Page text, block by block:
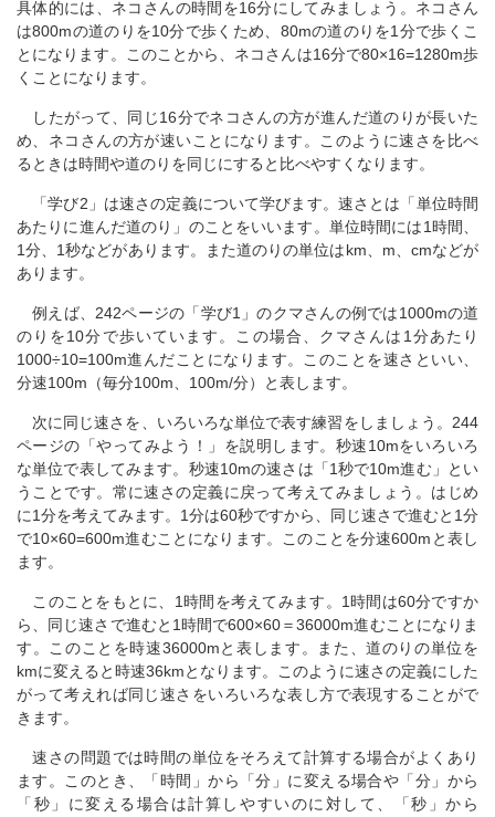
具体的には、ネコさんの時間を16分にしてみましょう。ネコさん
は800mの道のりを10分で歩くため、80mの道のりを1分で歩くこ
とになります。このことから、ネコさんは16分で80×16=1280m歩
くことになります。
したがって、同じ16分でネコさんの方が進んだ道のりが長いた
め、ネコさんの方が速いことになります。このように速さを比べ
るときは時間や道のりを同じにすると比べやすくなります。
「学び2」は速さの定義について学びます。速さとは「単位時間
あたりに進んだ道のり」のことをいいます。単位時間には1時間、
1分、1秒などがあります。また道のりの単位はkm、m、cmなどが
あります。
例えば、242ページの「学び1」のクマさんの例では1000mの道
のりを10分で歩いています。この場合、クマさんは1分あたり
1000÷10=100m進んだことになります。このことを速さといい、
分速100m（毎分100m、100m/分）と表します。
次に同じ速さを、いろいろな単位で表す練習をしましょう。244
ページの「やってみよう！」を説明します。秒速10mをいろいろ
な単位で表してみます。秒速10mの速さは「1秒で10m進む」とい
うことです。常に速さの定義に戻って考えてみましょう。はじめ
に1分を考えてみます。1分は60秒ですから、同じ速さで進むと1分
で10×60=600m進むことになります。このことを分速600mと表し
ます。
このことをもとに、1時間を考えてみます。1時間は60分ですか
ら、同じ速さで進むと1時間で600×60＝36000m進むことになりま
す。このことを時速36000mと表します。また、道のりの単位を
kmに変えると時速36kmとなります。このように速さの定義にした
がって考えれば同じ速さをいろいろな表し方で表現することがで
きます。
速さの問題では時間の単位をそろえて計算する場合がよくあり
ます。このとき、「時間」から「分」に変える場合や「分」から
「秒」に変える場合は計算しやすいのに対して、「秒」から